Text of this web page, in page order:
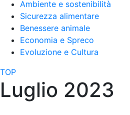
Ambiente e sostenibilità
Sicurezza alimentare
Benessere animale
Economia e Spreco
Evoluzione e Cultura
TOP
Luglio 2023